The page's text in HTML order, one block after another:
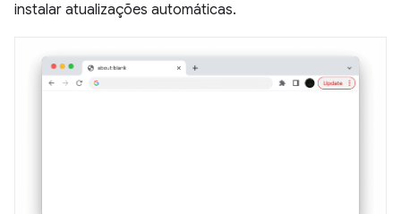
instalar atualizações automáticas.